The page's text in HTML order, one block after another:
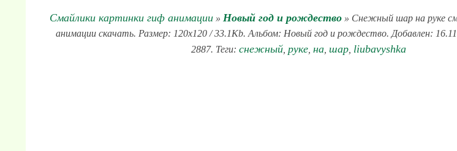
Смайлики картинки гиф анимации » Новый год и рождество » Снежный шар на руке
анимации скачать. Размер: 120x120 / 33.1Kb. Альбом: Новый год и рождество. Добавлен:
2887. Теги: снежный, руке, на, шар, liubavyshka